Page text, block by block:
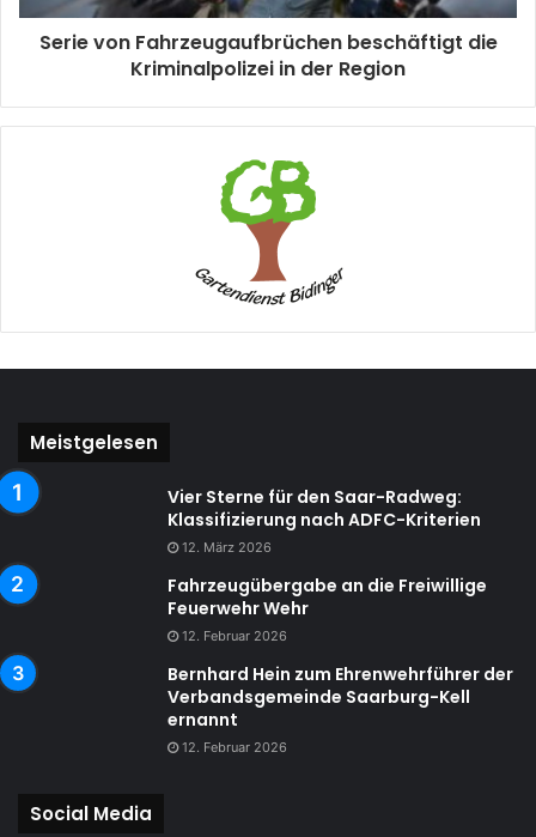
Serie von Fahrzeugaufbrüchen beschäftigt die
Kriminalpolizei in der Region
Meistgelesen
Vier Sterne für den Saar-Radweg:
Klassifizierung nach ADFC-Kriterien
12. März 2026
Fahrzeugübergabe an die Freiwillige
Feuerwehr Wehr
12. Februar 2026
Bernhard Hein zum Ehrenwehrführer der
Verbandsgemeinde Saarburg-Kell
ernannt
12. Februar 2026
Social Media